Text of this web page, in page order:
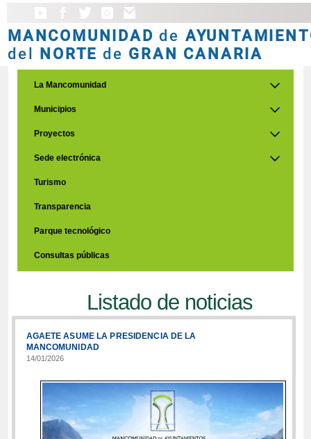
MANCOMUNIDAD de
del NORTE de GRAN CANARIA
La Mancomunidad
Municipios
Proyectos
Sede electrónica
Turismo
Transparencia
Parque tecnológico
Consultas públicas
Listado de noticias
AGAETE ASUME LA PRESIDENCIA DE LA
MANCOMUNIDAD
14/01/2026